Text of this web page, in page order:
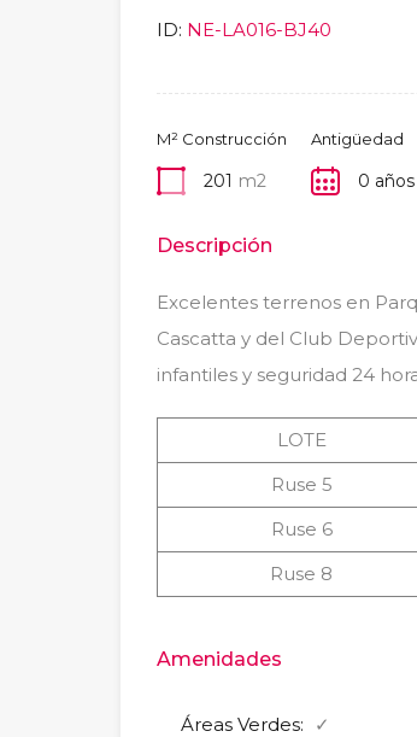
ID: NE-LA016-BJ40
M² Construcción
201 m2
Antigüedad
0 años
Descripción
Excelentes terrenos en
Cascatta y del Club
infantiles y seguridad 24
LOTE
Ruse 5
Ruse 6
Ruse 8
Amenidades
Áreas Verdes: ✓